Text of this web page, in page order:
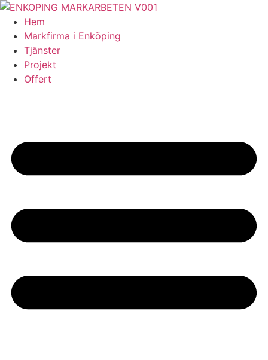
Skip
content
Hem
Markfirma i Enköping
Tjänster
Projekt
Offert